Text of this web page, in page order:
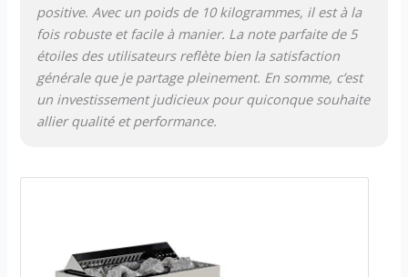
positive. Avec un poids de 10 kilogrammes, il est à la
fois robuste et facile à manier. La note parfaite de 5
étoiles des utilisateurs reflète bien la satisfaction
générale que je partage pleinement. En somme, c’est
un investissement judicieux pour quiconque souhaite
allier qualité et performance.